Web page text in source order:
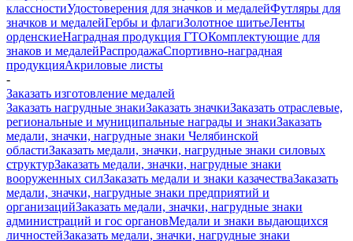
классностиУдостоверения для значков и медалейФутляры для
значков и медалейГербы и флагиЗолотное шитьеЛенты
орденскиеНаградная продукция ГТОКомплектующие для
знаков и медалейРаспродажаСпортивно-наградная
продукцияАкриловые листы
-
Заказать изготовление медалей
Заказать нагрудные знакиЗаказать значкиЗаказать отраслевые,
региональные и муниципальные награды и знакиЗаказать
медали, значки, нагрудные знаки Челябинской
областиЗаказать медали, значки, нагрудные знаки силовых
структурЗаказать медали, значки, нагрудные знаки
вооруженных силЗаказать медали и знаки казачестваЗаказать
медали, значки, нагрудные знаки предприятий и
организацийЗаказать медали, значки, нагрудные знаки
администраций и гос органовМедали и знаки выдающихся
личностейЗаказать медали, значки, нагрудные знаки